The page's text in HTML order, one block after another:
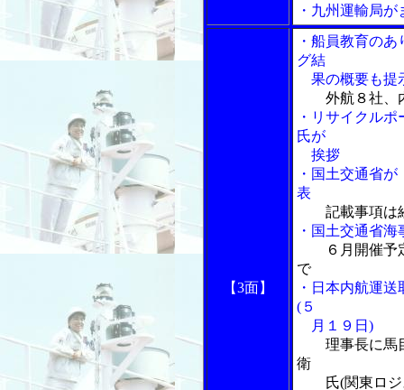
・九州運輸局
【3面】
・船員教育の
グ結
果の概要も提
外航８社、
・リサイクル
氏が
挨拶
・国土交通省
表
記載事項は
・国土交通省
６月開催
で
・日本内航運
(５
月１９日)
理事長に馬
衛
氏(関東ロジ